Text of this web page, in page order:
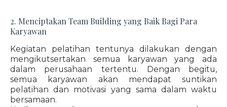
2. Menciptakan Team Building yang Baik Bagi Para
Karyawan
Kegiatan pelatihan tentunya dilakukan dengan
mengikutsertakan semua karyawan yang ada
dalam perusahaan tertentu. Dengan begitu,
semua karyawan akan mendapat suntikan
pelatihan dan motivasi yang sama dalam waktu
bersamaan.